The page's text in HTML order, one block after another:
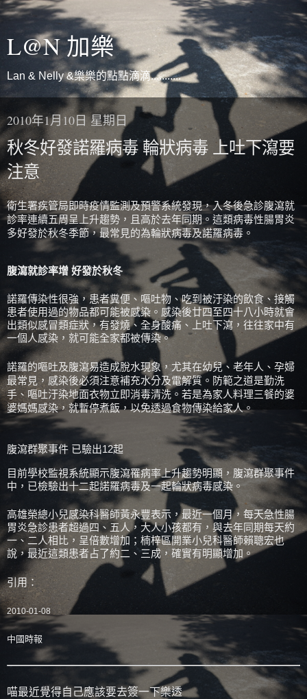
L@N 加樂
Lan & Nelly &樂樂的點點滴滴...........
2010年1月10日 星期日
秋冬好發諾羅病毒 輪狀病毒 上吐下瀉要
注意
衛生署疾管局即時疫情監測及預警系統發現，入冬後急診腹瀉就
診率連續五周呈上升趨勢，且高於去年同期。這類病毒性腸胃炎
多好發於秋冬季節，最常見的為輪狀病毒及諾羅病毒。
腹瀉就診率增 好發於秋冬
諾羅傳染性很強，患者糞便、嘔吐物、吃到被汙染的飲食、接觸
患者使用過的物品都可能被感染。感染後廿四至四十八小時就會
出類似感冒類症狀，有發燒、全身酸痛、上吐下瀉，往往家中有
一個人感染，就可能全家都被傳染。
諾羅的嘔吐及腹瀉易造成脫水現象，尤其在幼兒、老年人、孕婦
最常見，感染後必須注意補充水分及電解質。防範之道是勤洗
手、嘔吐汙染地面衣物立即消毒清洗。若是為家人料理三餐的婆
婆媽媽感染，就暫停煮飯，以免透過食物傳染給家人。
腹瀉群聚事件 已驗出12起
目前學校監視系統顯示腹瀉罹病率上升趨勢明顯，腹瀉群聚事件
中，已檢驗出十二起諾羅病毒及一起輪狀病毒感染。
高雄榮總小兒感染科醫師黃永豐表示，最近一個月，每天急性腸
胃炎急診患者超過四、五人，大人小孩都有，與去年同期每天約
一、二人相比，呈倍數增加；楠梓區開業小兒科醫師賴聰宏也
說，最近這類患者占了約二、三成，確實有明顯增加。
引用：
2010-01-08
中國時報
喵最近覺得自己應該要去簽一下樂透